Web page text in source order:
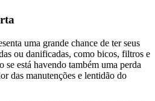
uma grande chance de ter seus
ou danificadas, como bicos, filtros e
se está havendo também uma perda
das manutenções e lentidão do